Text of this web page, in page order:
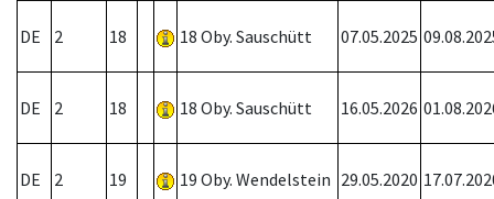
DE 2 18 18 Oby. Sauschütt 07.05.2025
DE 2 18 18 Oby. Sauschütt 16.05.2026
DE 2 19 19 Oby. Wendelstein 29.05.2020